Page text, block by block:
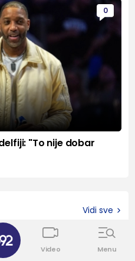
0
"To nije dobar
Vidi sve
0
Video Menu